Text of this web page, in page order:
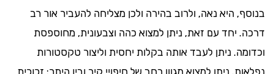
בנוסף, היא נאה, ולרוב בהירה ולכן מצליחה להעביר אור רב
דרכה. יחד עם זאת, ניתן למצוא כהה וצבעונית, מחוספסת
וכדומה. ניתן לעבד אותה בקלות יחסית וליצור טקסטורות